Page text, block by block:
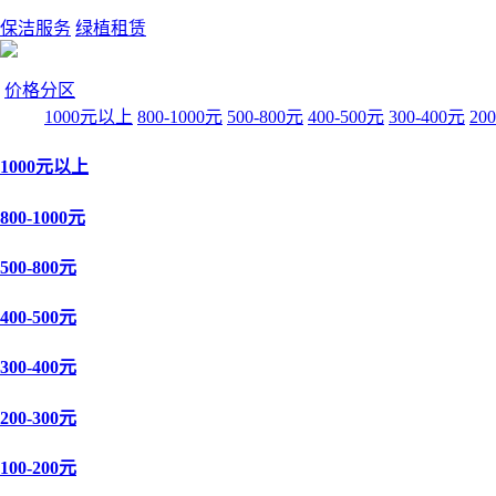
保洁服务 绿植租赁
价格分区
1000元以上 800-1000元 500-800元 400-500元 300-400元
1000元以上
800-1000元
500-800元
400-500元
300-400元
200-300元
100-200元